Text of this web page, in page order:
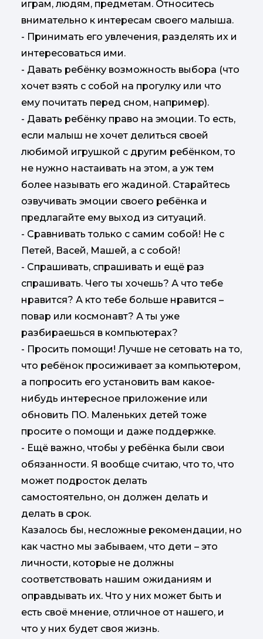
играм, людям, предметам. Относитесь
внимательно к интересам своего малыша.
- Принимать его увлечения, разделять их и
интересоваться ими.
- Давать ребёнку возможность выбора (что
хочет взять с собой на прогулку или что
ему почитать перед сном, например).
- Давать ребёнку право на эмоции. То есть,
если малыш не хочет делиться своей
любимой игрушкой с другим ребёнком, то
не нужно настаивать на этом, а уж тем
более называть его жадиной. Старайтесь
озвучивать эмоции своего ребёнка и
предлагайте ему выход из ситуаций.
- Сравнивать только с самим собой! Не с
Петей, Васей, Машей, а с собой!
- Спрашивать, спрашивать и ещё раз
спрашивать. Чего ты хочешь? А что тебе
нравится? А кто тебе больше нравится –
повар или космонавт? А ты уже
разбираешься в компьютерах?
- Просить помощи! Лучше не сетовать на то,
что ребёнок просиживает за компьютером,
а попросить его установить вам какое-
нибудь интересное приложение или
обновить ПО. Маленьких детей тоже
просите о помощи и даже поддержке.
- Ещё важно, чтобы у ребёнка были свои
обязанности. Я вообще считаю, что то, что
может подросток делать
самостоятельно, он должен делать и
делать в срок.
Казалось бы, несложные рекомендации, но
как частно мы забываем, что дети – это
личности, которые не должны
соответствовать нашим ожиданиям и
оправдывать их. Что у них может быть и
есть своё мнение, отличное от нашего, и
что у них будет своя жизнь.